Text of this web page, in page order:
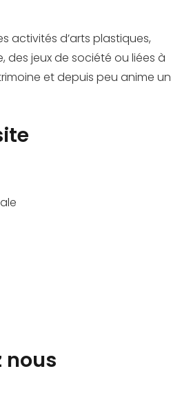
activités d’arts plastiques,
des jeux de société ou liées à
et depuis peu anime un
nous